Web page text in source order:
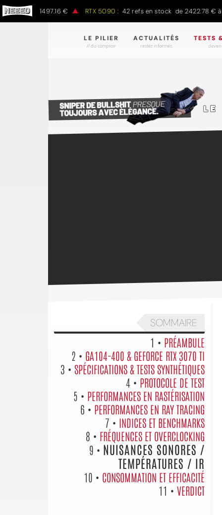
€ à 1497.16 € RTX 5090 : 42 refs en stock de 2422.78 € à
LE PILIER
// du comptoir
ACTUALITÉS
restez informés.
TESTS
SOMMAIRE
1 • PRÉAMBULE
2 • GA104-400 & GEFORCE RTX 3070 TI
3 • SPÉCIFICATIONS & TESTS SYNTHÉTIQUES
4 • PROTOCOLE DE TEST
5 • PERFORMANCES EN RASTÉRISATION
6 • PERFORMANCES EN RAY TRACING
7 • INDICES ET BENCHMARKS
8 • FRÉQUENCES ET OVERCLOCKING
9 • NUISANCES SONORES /
TEMPÉRATURES / IR
10 • CONSOMMATION ET EFFICACITÉ
11 • VERDICT